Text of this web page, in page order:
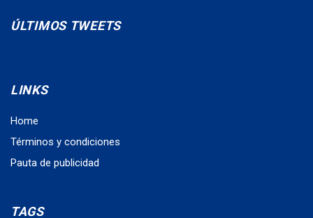
ÚLTIMOS TWEETS
LINKS
Home
Términos y condiciones
Pauta de publicidad
TAGS